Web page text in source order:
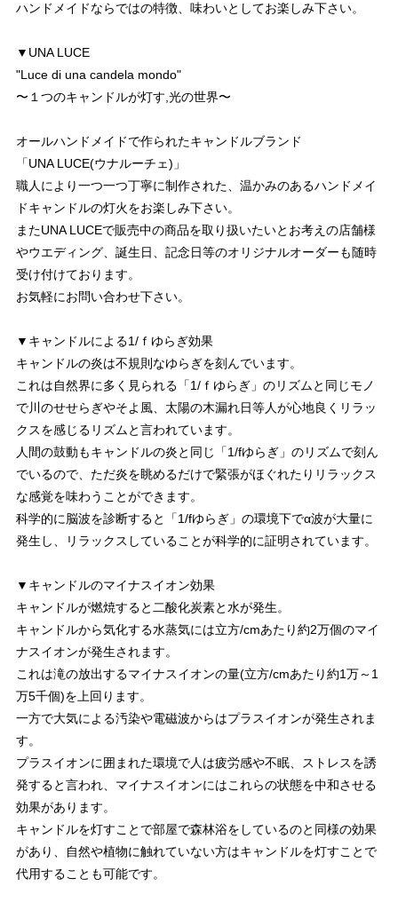
ハンドメイドならではの特徴、味わいとしてお楽しみ下さい。
▼UNA LUCE
"Luce di una candela mondo"
〜１つのキャンドルが灯す,光の世界〜
オールハンドメイドで作られたキャンドルブランド
「UNA LUCE(ウナルーチェ)」
職人により一つ一つ丁寧に制作された、温かみのあるハンドメイ
ドキャンドルの灯火をお楽しみ下さい。
またUNA LUCEで販売中の商品を取り扱いたいとお考えの店舗様
やウエディング、誕生日、記念日等のオリジナルオーダーも随時
受け付けております。
お気軽にお問い合わせ下さい。
▼キャンドルによる1/ｆゆらぎ効果
キャンドルの炎は不規則なゆらぎを刻んでいます。
これは自然界に多く見られる「1/ｆゆらぎ」のリズムと同じモノ
で川のせせらぎやそよ風、太陽の木漏れ日等人が心地良くリラッ
クスを感じるリズムと言われています。
人間の鼓動もキャンドルの炎と同じ「1/fゆらぎ」のリズムで刻ん
でいるので、ただ炎を眺めるだけで緊張がほぐれたりリラックス
な感覚を味わうことができます。
科学的に脳波を診断すると「1/fゆらぎ」の環境下でα波が大量に
発生し、リラックスしていることが科学的に証明されています。
▼キャンドルのマイナスイオン効果
キャンドルが燃焼すると二酸化炭素と水が発生。
キャンドルから気化する水蒸気には立方/cmあたり約2万個のマイ
ナスイオンが発生されます。
これは滝の放出するマイナスイオンの量(立方/cmあたり約1万～1
万5千個)を上回ります。
一方で大気による汚染や電磁波からはプラスイオンが発生されま
す。
プラスイオンに囲まれた環境で人は疲労感や不眠、ストレスを誘
発すると言われ、マイナスイオンにはこれらの状態を中和させる
効果があります。
キャンドルを灯すことで部屋で森林浴をしているのと同様の効果
があり、自然や植物に触れていない方はキャンドルを灯すことで
代用することも可能です。